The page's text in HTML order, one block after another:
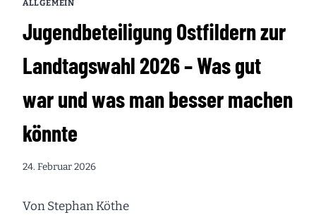
ALLGEMEIN
Jugendbeteiligung Ostfildern zur
Landtagswahl 2026 – Was gut
war und was man besser machen
könnte
24. Februar 2026
Von Stephan Köthe